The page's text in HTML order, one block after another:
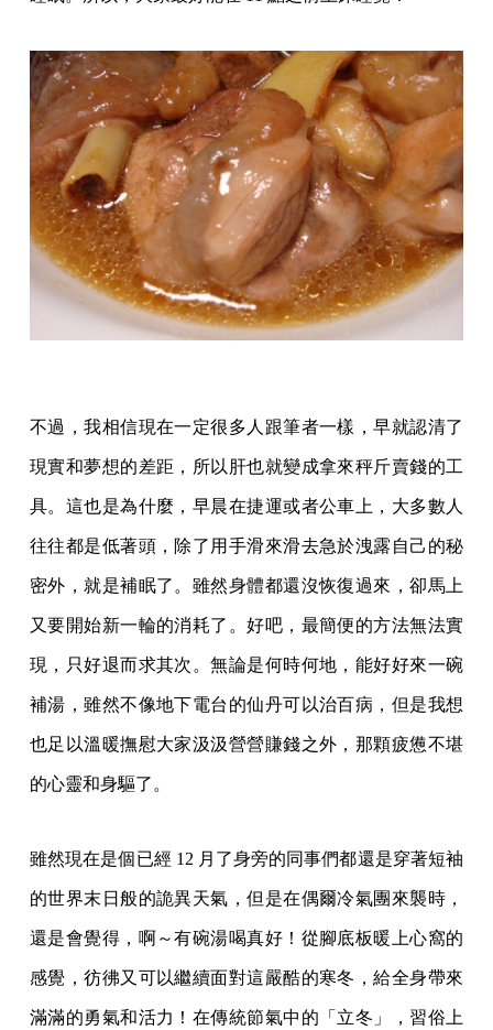
不過，我相信現在一定很多人跟筆者一樣，早就認清了
現實和夢想的差距，所以肝也就變成拿來秤斤賣錢的工
具。這也是為什麼，早晨在捷運或者公車上，大多數人
往往都是低著頭，除了用手滑來滑去急於洩露自己的秘
密外，就是補眠了。雖然身體都還沒恢復過來，卻馬上
又要開始新一輪的消耗了。好吧，最簡便的方法無法實
現，只好退而求其次。無論是何時何地，能好好來一碗
補湯，雖然不像地下電台的仙丹可以治百病，但是我想
也足以溫暖撫慰大家汲汲營營賺錢之外，那顆疲憊不堪
的心靈和身驅了。
雖然現在是個已經 12 月了身旁的同事們都還是穿著短袖
的世界末日般的詭異天氣，但是在偶爾冷氣團來襲時，
還是會覺得，啊～有碗湯喝真好！從腳底板暖上心窩的
感覺，彷彿又可以繼續面對這嚴酷的寒冬，給全身帶來
滿滿的勇氣和活力！在傳統節氣中的「立冬」，習俗上